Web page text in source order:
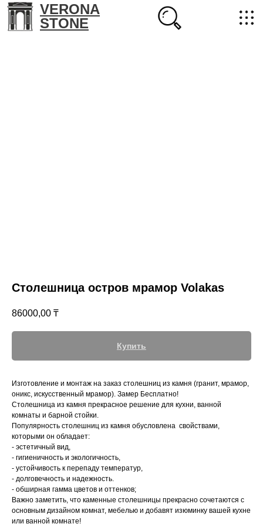
VERONA
STONE
Казахстан, Алматы, ул Султана Бейбарыса,
32
Столешница остров мрамор Volakas
86000,00 ₸
Купить
Изготовление и монтаж на заказ столешниц из камня (гранит, мрамор,
оникс, искусственный мрамор). Замер Бесплатно!
Столешница из камня прекрасное решение для кухни, ванной
комнаты и барной стойки.
Популярность столешниц из камня обусловлена свойствами,
которыми он обладает:
- эстетичный вид,
- гигиеничность и экологичность,
- устойчивость к перепаду температур,
- долговечность и надежность.
- обширная гамма цветов и оттенков;
Важно заметить, что каменные столешницы прекрасно сочетаются с
основным дизайном комнат, мебелью и добавят изюминку вашей кухне
или ванной комнате!